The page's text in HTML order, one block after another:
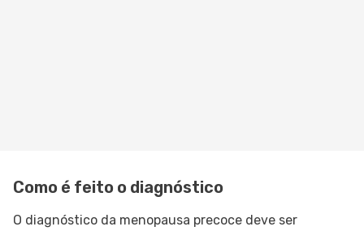
Como é feito o diagnóstico
O diagnóstico da menopausa precoce deve ser